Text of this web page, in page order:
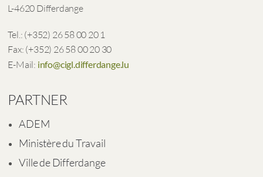
L-4620 Differdange
Tel.: (+352) 26 58 00 20 1
Fax: (+352) 26 58 00 20 30
E-Mail: info@cigl.differdange.lu
PARTNER
ADEM
Ministère du Travail
Ville de Differdange